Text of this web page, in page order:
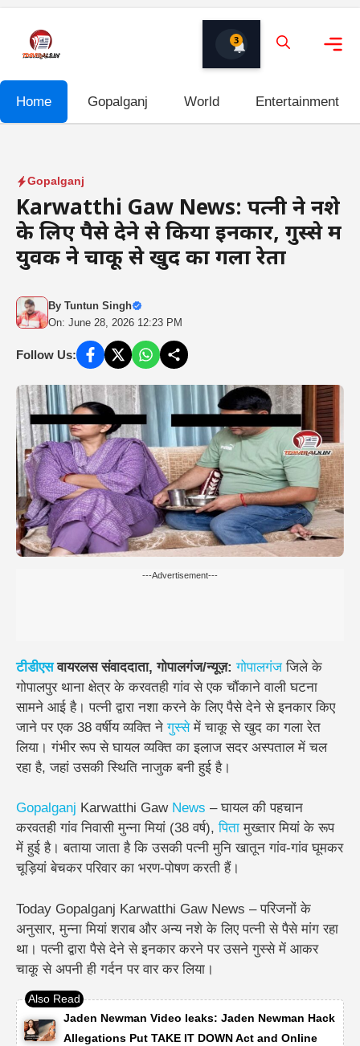
content
3
Home Gopalganj World Entertainment
Gopalganj
Karwatthi Gaw News: पत्नी ने नशे
के लिए पैसे देने से किया इनकार, गुस्से में
युवक ने चाकू से खुद का गला रेता
By Tuntun Singh
On: June 28, 2026 12:23 PM
Follow Us:
---Advertisement---
टीडीएसवायरलस संवाददाता, गोपालगंज/न्यूज़: गोपालगंजजिले के
गोपालपुर थाना क्षेत्र के करवतही गांव से एक चौंकाने वाली घटना
सामने आई है। पत्नी द्वारा नशा करने के लिए पैसे देने से इनकार किए
जाने पर एक 38 वर्षीय व्यक्ति नेगुस्सेमें चाकू से खुद का गला रेत
लिया। गंभीर रूप से घायल व्यक्ति का इलाज सदर अस्पताल में चल
रहा है, जहां उसकी स्थिति नाजुक बनी हुई है।
Gopalganj Karwatthi Gaw News – घायल की पहचान
करवतही गांव निवासी मुन्ना मियां (38 वर्ष),पिता मुख्तार मियां के रूप
में हुई है। बताया जाता है कि उसकी पत्नी मुनि खातून गांव-गांव घूमकर
चूड़ियां बेचकर परिवार का भरण-पोषण करती हैं।
Today Gopalganj Karwatthi Gaw News – परिजनों के
अनुसार, मुन्ना मियां शराब और अन्य नशे के लिए पत्नी से पैसे मांग रहा
था। पत्नी द्वारा पैसे देने से इनकार करने पर उसने गुस्से में आकर
चाकू से अपनी ही गर्दन पर वार कर लिया।
Jaden Newman Video leaks: Jaden Newman Hack
Allegations Put TAKE IT DOWN Act and Online